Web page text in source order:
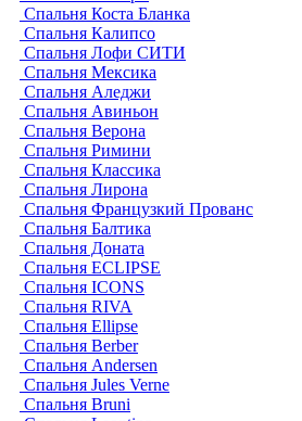
Спальня Коста Бланка
Спальня Калипсо
Спальня Лофи СИТИ
Спальня Мексика
Спальня Аледжи
Спальня Авиньон
Спальня Верона
Спальня Римини
Спальня Классика
Спальня Лирона
Спальня Французкий Прованс
Спальня Балтика
Спальня Доната
Спальня ECLIPSE
Спальня ICONS
Спальня RIVA
Спальня Ellipse
Спальня Berber
Спальня Andersen
Спальня Jules Verne
Спальня Bruni